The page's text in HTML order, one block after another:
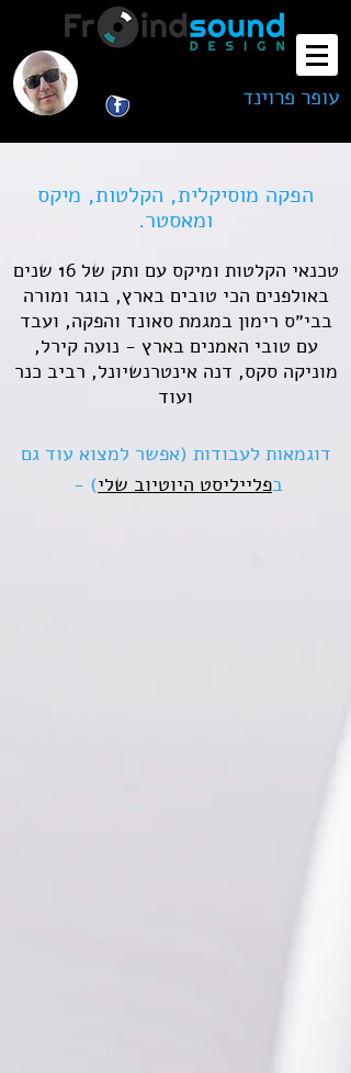
עופר פרוינד
הפקה מוסיקלית, הקלטות, מיקס
ומאסטר.
טכנאי הקלטות ומיקס עם ותק של 16 שנים
באולפנים הכי טובים בארץ, בוגר ומורה
בבי״ס רימון במגמת סאונד והפקה, ועבד
עם טובי האמנים בארץ - נועה קירל,
מוניקה סקס, דנה אינטרנשיונל, רביב כנר
ועוד
דוגמאות לעבודות (אפשר למצוא עוד גם
בפלייליסט היוטיוב שלי) -